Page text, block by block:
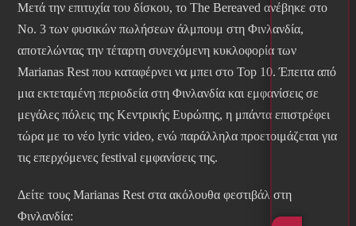
Μετά την επιτυχία του δίσκου, το The Bereaved ανέβηκε στο
No. 3 των φυσικών πωλήσεων άλμπουμ στη Φινλανδία,
αποτελώντας την τέταρτη συνεχόμενη κυκλοφορία των
Marianas Rest που καταφέρνει να μπει στο Top 10. Έπειτα από
μια εκτεταμένη περιοδεία στη Φινλανδία και εμφανίσεις σε
μεγάλες πόλεις της Κεντρικής Ευρώπης, η μπάντα επιστρέφει
τώρα με το νέο lyric video, ενώ παράλληλα προετοιμάζεται για
τις επερχόμενες festival εμφανίσεις της.
Δείτε τους Marianas Rest στα ακόλουθα φεστιβάλ στη
Φινλανδία: